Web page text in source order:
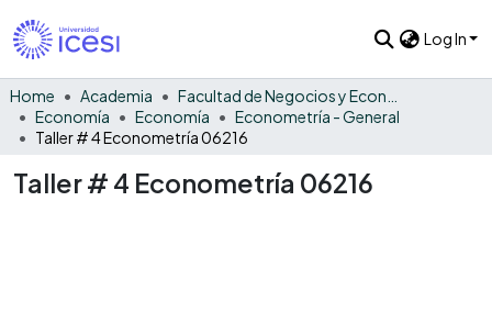
Log In
Home Academia
Economía
Economía
Econometría - General
Taller # 4 Econometría 06216
Taller # 4 Econometría 06216